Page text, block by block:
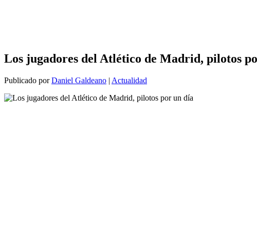
Los jugadores del Atlético de Madrid, pilotos
Publicado porDaniel Galdeano | Actualidad